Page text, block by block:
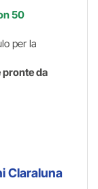
50
per la
pronte da
Claraluna